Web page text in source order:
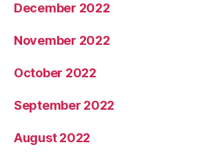
December 2022
November 2022
October 2022
September 2022
August 2022